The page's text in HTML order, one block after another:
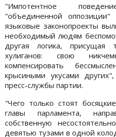
"Импотентное
"объединенной
языковые законопроекты
необходимый людям
другая логика, присущая
хулиганов: свою
компенсировать
крысиными укусами
пресс-службы партии.
"Чего только стоят
главы парламента,
собственную
девятью тузами в одной